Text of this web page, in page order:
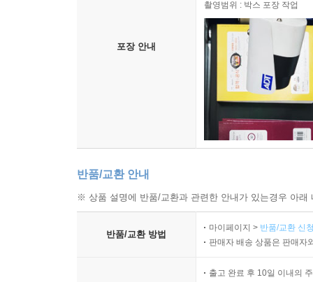
포장 안내
촬영범위 : 박스 포장 작업
반품/교환 안내
※ 상품 설명에 반품/교환과 관련한 안내가 있는경우 아
반품/교환 방법
마이페이지 > 반품/교환 신
판매자 배송 상품은 판매자
출고 완료 후 10일 이내의